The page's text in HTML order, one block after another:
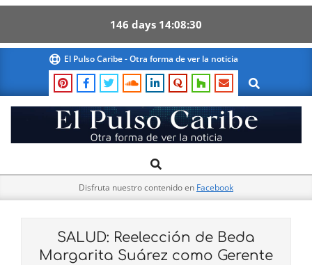
146 days 14 08 30
content
El Pulso Caribe - Otra forma de ver la noticia
Search
El
Pulso
Navigation
Search
Disfruta nuestro contenido en Facebook
SALUD: Reelección de Beda
Margarita Suárez como Gerente